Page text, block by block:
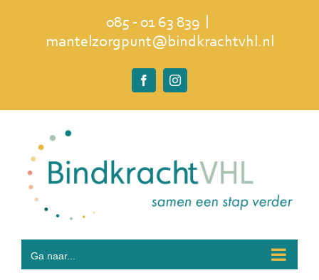
085 - 01 63 839
mantelzorgpunt@bindkrachtvhl.nl
FacebookInstagram
Ga naar...